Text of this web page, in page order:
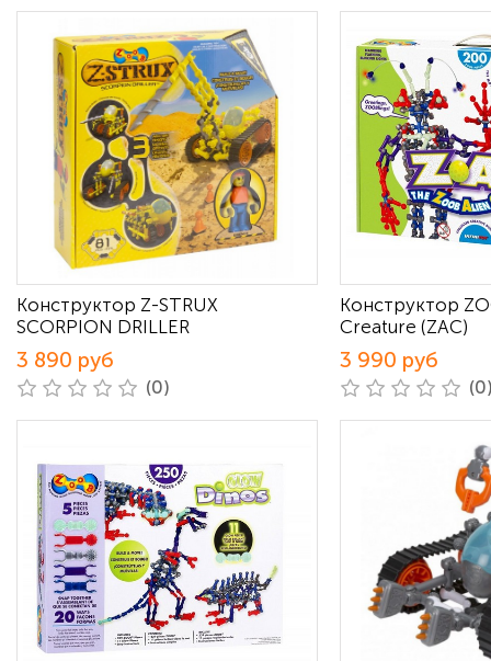
Конструктор Z-STRUX
SCORPION DRILLER
3 890 руб
(0)
Конструктор
Creature (ZAC)
3 990 руб